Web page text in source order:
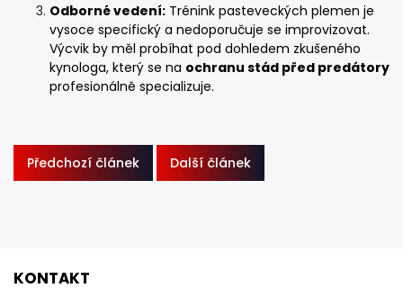
Odborné vedení: Trénink pasteveckých plemen je
vysoce specifický a nedoporučuje se improvizovat.
Výcvik by měl probíhat pod dohledem zkušeného
kynologa, který se na ochranu stád před predátory
profesionálně specializuje.
Předchozí článek Další článek
KONTAKT